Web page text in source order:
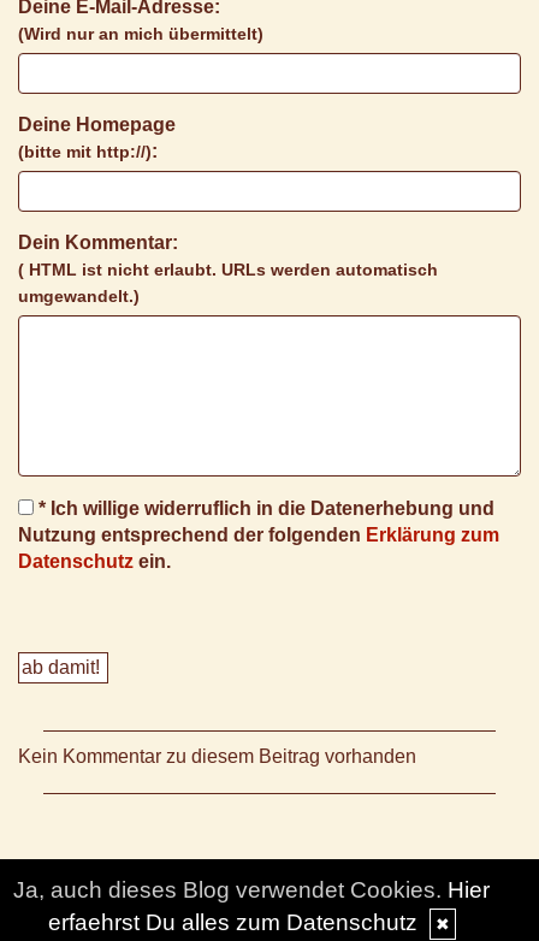
Deine E-Mail-Adresse:
(Wird nur an mich übermittelt)
Deine Homepage
(bitte mit http://):
Dein Kommentar:
( HTML ist nicht erlaubt. URLs werden automatisch
umgewandelt.)
* Ich willige widerruflich in die Datenerhebung und
Nutzung entsprechend der folgenden Erklärung zum
Datenschutz ein.
Kein Kommentar zu diesem Beitrag vorhanden
© DesignBlog V5 powered by BlueLionWebdesign.de
Ja, auch dieses Blog verwendet Cookies. Hier
erfaehrst Du alles zum Datenschutz
✖